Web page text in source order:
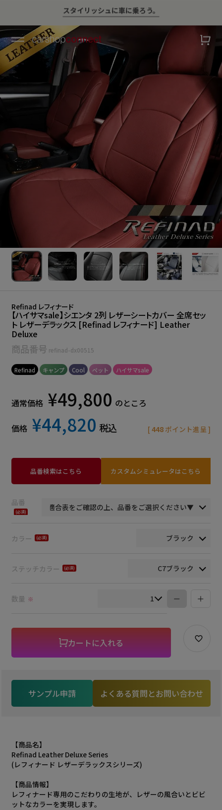
￥10,000以上ご購入で送料無料
Refinad レフィナード
【ハイサマsale】シエンタ 2列 レザーシートカバー 全席セッ
ト レザーデラックス [Refinad レフィナード] Leather
Deluxe
商品番号 refinad-dx00515
Refinad キャンプ Cool ペット ハイサマsale
通常価格 ¥49,800 のところ
価格 ¥44,820 税込 [448 ポイント進呈 ]
品番検索はこちら カスタムシミュレータはこちら
品番
カラー
ステッチカラー
数量 ※
カートに入れる
サンプル申請 よくある質問とお問い合わせ
【商品名】
Refinad Leather Deluxe Series
(レフィナード レザーデラックスシリーズ)
【商品情報】
レフィナード専用のこだわりの生地が、レザーの風合いとビビ
ットなカラーを実現します。